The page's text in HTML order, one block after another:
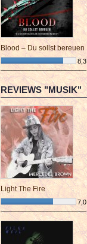
Blood – Du sollst bereuen
8,3
¯¯¯¯¯¯¯¯¯¯¯¯¯¯¯¯¯¯¯¯¯¯¯¯
REVIEWS "MUSIK"
Light The Fire
7,0
¯¯¯¯¯¯¯¯¯¯¯¯¯¯¯¯¯¯¯¯¯¯¯¯